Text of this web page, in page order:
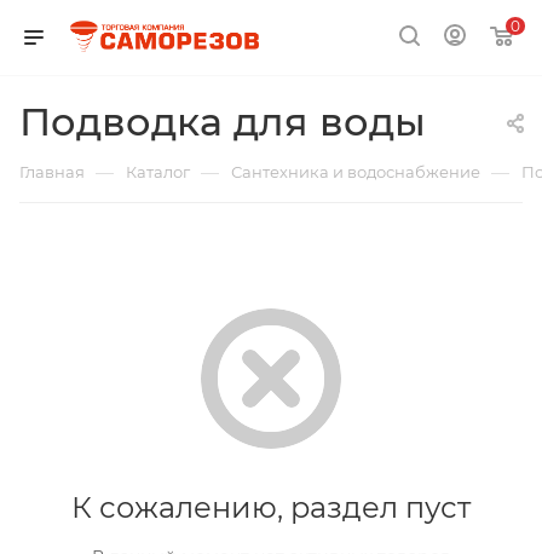
0
Подводка для воды
Главная — Каталог — Сантехника и водоснабжение —
К сожалению, раздел пуст